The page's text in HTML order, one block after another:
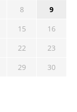
8
9
15
16
22
23
29
30